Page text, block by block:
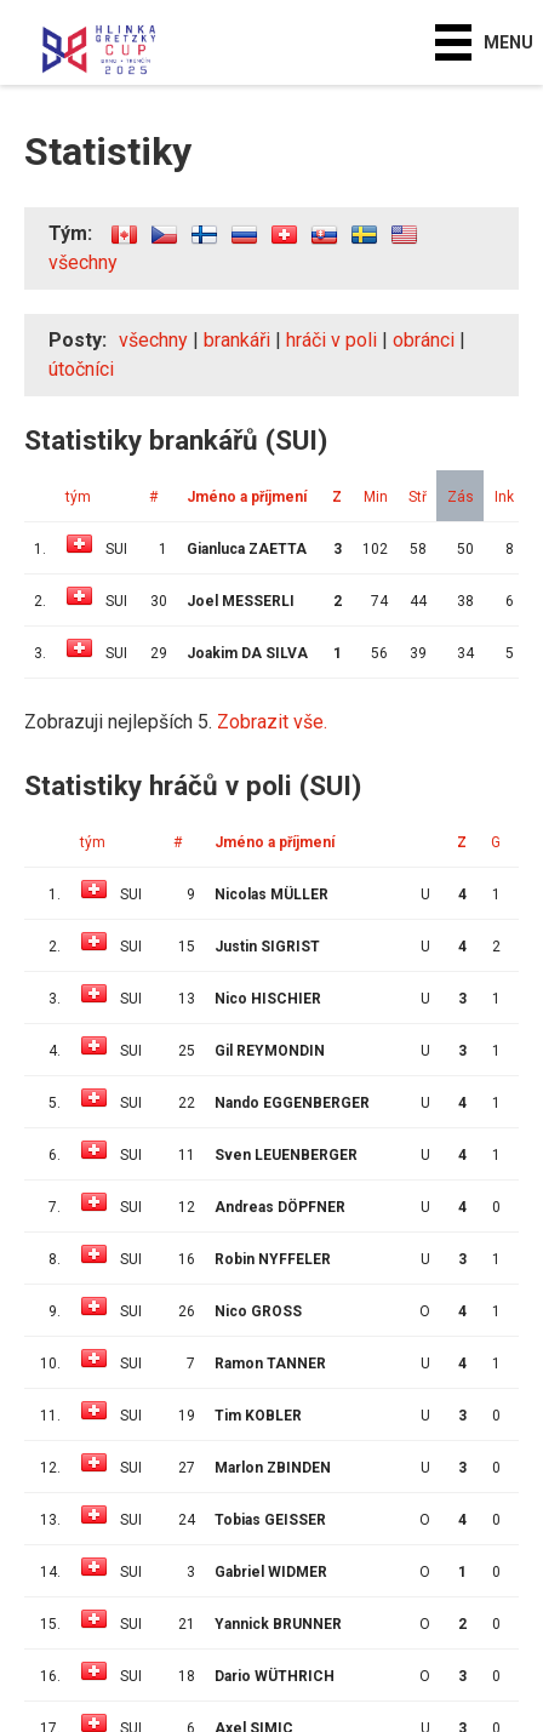
MENU
Statistiky
Tým:
všechny
Posty: všechny | brankáři | hráči v poli | obránci |
útočníci
Statistiky brankářů (SUI)
tým # Jméno a příjmení Z Min Stř Zás Ink
1. SUI 1 Gianluca ZAETTA 3 102 58 50 8
2. SUI 30 Joel MESSERLI 2 74 44 38 6
3. SUI 29 Joakim DA SILVA 1 56 39 34 5
Zobrazuji nejlepších 5. Zobrazit vše.
Statistiky hráčů v poli (SUI)
tým # Jméno a příjmení Z G
1. SUI 9 Nicolas MÜLLER U 4 1
2. SUI 15 Justin SIGRIST U 4 2
3. SUI 13 Nico HISCHIER U 3 1
4. SUI 25 Gil REYMONDIN U 3 1
5. SUI 22 Nando EGGENBERGER U 4 1
6. SUI 11 Sven LEUENBERGER U 4 1
7. SUI 12 Andreas DÖPFNER U 4 0
8. SUI 16 Robin NYFFELER U 3 1
9. SUI 26 Nico GROSS O 4 1
10. SUI 7 Ramon TANNER U 4 1
11. SUI 19 Tim KOBLER U 3 0
12. SUI 27 Marlon ZBINDEN U 3 0
13. SUI 24 Tobias GEISSER O 4 0
14. SUI 3 Gabriel WIDMER O 1 0
15. SUI 21 Yannick BRUNNER O 2 0
16. SUI 18 Dario WÜTHRICH O 3 0
17. SUI 6 Axel SIMIC U 3 0